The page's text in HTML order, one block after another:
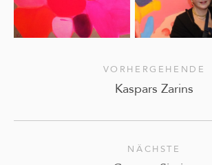
VORHERGEHENDE
Kaspars Zarins
NÄCHSTE